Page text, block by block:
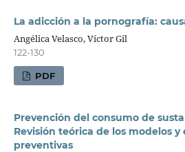
La adicción a la pornografía:
Angélica Velasco, Víctor Gil
122-130
PDF
Prevención del consumo de
Revisión teórica de los modelos y
preventivas